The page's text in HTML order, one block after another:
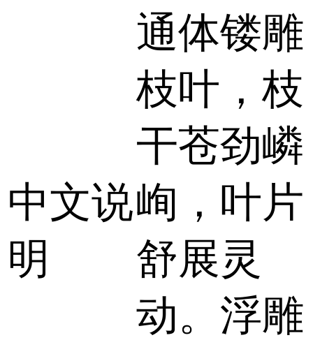
中文说
明
通体镂雕
枝叶，枝
干苍劲嶙
峋，叶片
舒展灵
动。浮雕